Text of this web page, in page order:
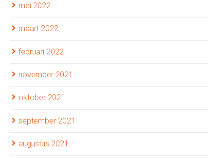
mei 2022
maart 2022
februari 2022
november 2021
oktober 2021
september 2021
augustus 2021